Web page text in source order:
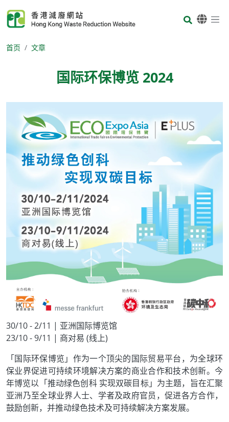
Body
首页 文章
国际环保博览 2024
30/10 - 2/11 | 亚洲国际博览馆
23/10 - 9/11 | 商对易 (线上)
「国际环保博览」作为一个顶尖的国际贸易平台，为全球环
保业界促进可持续环境解决方案的商业合作和技术创新。今
年博览以「推动绿色创科 实现双碳目标」为主题，旨在汇聚
亚洲乃至全球业界人士、学者及政府官员，促进各方合作，
鼓励创新，并推动绿色技术及可持续解决方案发展。